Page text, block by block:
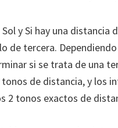
y Si hay una
de tercera.
si se trata de una
de distancia, y los
2 tonos exactos de